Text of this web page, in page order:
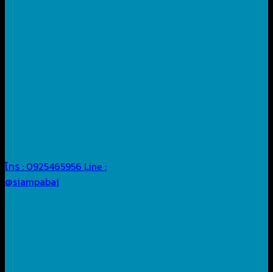
โทร : 0925465956 Line :
@siampabai